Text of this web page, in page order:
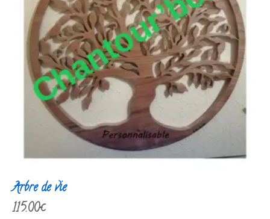
Arbre de vie
115.00€